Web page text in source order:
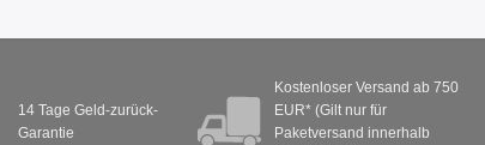
14 Tage Geld-zurück-
Garantie
Kostenloser Versand ab 750
EUR* (Gilt nur für
Paketversand innerhalb